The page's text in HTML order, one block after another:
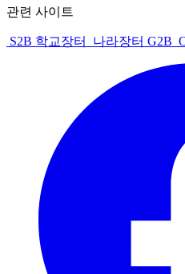
관련 사이트
S2B 학교장터 나라장터 G2B